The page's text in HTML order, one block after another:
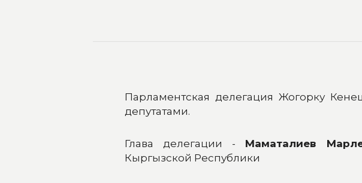
Парламентская делегация Жогорку
депутатами.
Глава делегации - Маматалиев
Кыргызской Республики